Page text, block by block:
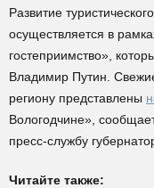
Развитие
осуществляется в
гостеприимство»,
Владимир Путин.
региону представлены
Вологодчине»,
пресс-службу
Читайте также: